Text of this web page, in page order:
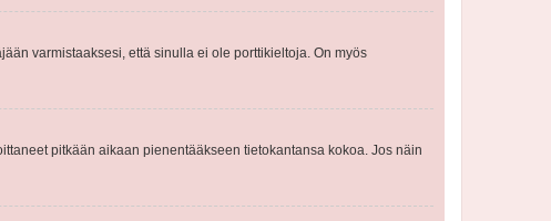
varmistaaksesi, että sinulla ei ole porttikieltoja. On myös
pitkään aikaan pienentääkseen tietokantansa kokoa. Jos näin